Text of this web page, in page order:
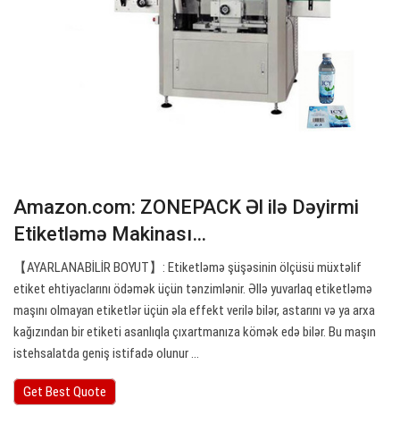
Amazon.com: ZONEPACK Əl ilə Dəyirmi
Etiketləmə Makinası…
【AYARLANABİLİR BOYUT】: Etiketləmə şüşəsinin ölçüsü müxtəlif
etiket ehtiyaclarını ödəmək üçün tənzimlənir. Əllə yuvarlaq etiketləmə
maşını olmayan etiketlər üçün əla effekt verilə bilər, astarını və ya arxa
kağızından bir etiketi asanlıqla çıxartmanıza kömək edə bilər. Bu maşın
istehsalatda geniş istifadə olunur ...
Get Best Quote